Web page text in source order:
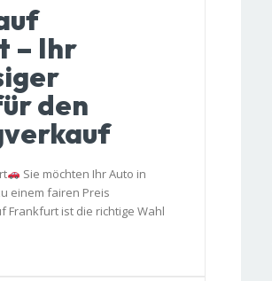
– Ihr
den
Sie möchten Ihr Auto in
einem fairen Preis
Frankfurt ist die richtige Wahl